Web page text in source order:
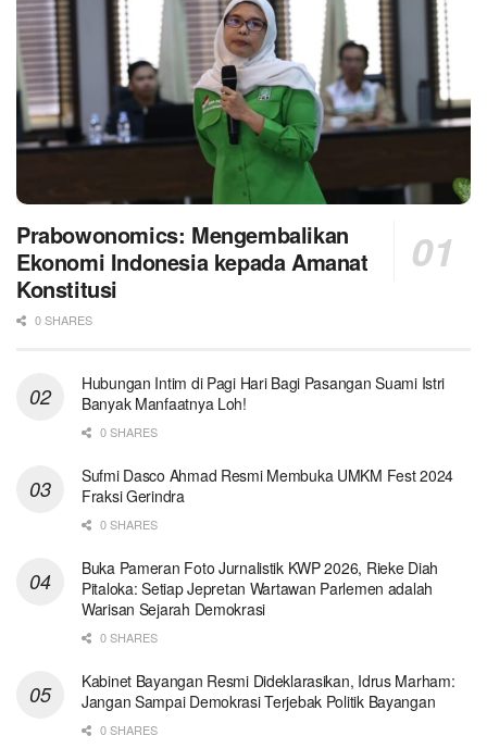
Prabowonomics: Mengembalikan
Ekonomi Indonesia kepada Amanat
Konstitusi
0 SHARES
Hubungan Intim di Pagi Hari Bagi Pasangan Suami Istri
Banyak Manfaatnya Loh!
0 SHARES
Sufmi Dasco Ahmad Resmi Membuka UMKM Fest 2024
Fraksi Gerindra
0 SHARES
Buka Pameran Foto Jurnalistik KWP 2026, Rieke Diah
Pitaloka: Setiap Jepretan Wartawan Parlemen adalah
Warisan Sejarah Demokrasi
0 SHARES
Kabinet Bayangan Resmi Dideklarasikan, Idrus Marham:
Jangan Sampai Demokrasi Terjebak Politik Bayangan
0 SHARES